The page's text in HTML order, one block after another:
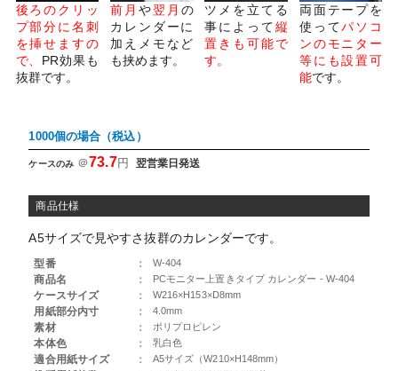
後ろのクリッ
プ部分に名刺
を挿せますの
で、 PR効果も
抜群です。
前月 や翌月 の
カレンダーに
加えメモなど
も挟めます。
ツメを立てる
事によって縦
置きも可能で
す。
両面テープを
使ってパソコ
ンのモニター
等にも設置可
能です。
1000個の場合（税込）
ケースのみ ＠73.7円 翌営業日発送
商品仕様
A5サイズで見やすさ抜群のカレンダーです。
型番 ： W-404
商品名 ： PCモニター上置きタイプ カレンダー - W-404
ケースサイズ ： W216×H153×D8mm
用紙部分内寸 ： 4.0mm
素材 ： ポリプロピレン
本体色 ： 乳白色
適合用紙サイズ ： A5サイズ（W210×H148mm）